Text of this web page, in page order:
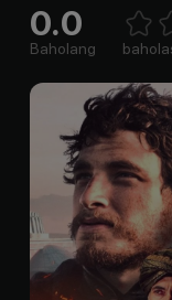
0.0
Baholang 1 Star2